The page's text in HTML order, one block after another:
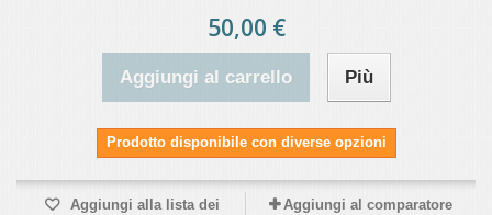
50,00 €
Aggiungi al carrello Più
Prodotto disponibile con diverse opzioni
Aggiungi alla lista dei
Aggiungi al comparatore